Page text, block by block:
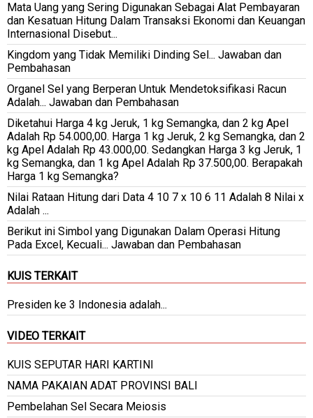
Mata Uang yang Sering Digunakan Sebagai Alat Pembayaran
dan Kesatuan Hitung Dalam Transaksi Ekonomi dan Keuangan
Internasional Disebut...
Kingdom yang Tidak Memiliki Dinding Sel... Jawaban dan
Pembahasan
Organel Sel yang Berperan Untuk Mendetoksifikasi Racun
Adalah... Jawaban dan Pembahasan
Diketahui Harga 4 kg Jeruk, 1 kg Semangka, dan 2 kg Apel
Adalah Rp 54.000,00. Harga 1 kg Jeruk, 2 kg Semangka, dan 2
kg Apel Adalah Rp 43.000,00. Sedangkan Harga 3 kg Jeruk, 1
kg Semangka, dan 1 kg Apel Adalah Rp 37.500,00. Berapakah
Harga 1 kg Semangka?
Nilai Rataan Hitung dari Data 4 10 7 x 10 6 11 Adalah 8 Nilai x
Adalah ...
Berikut ini Simbol yang Digunakan Dalam Operasi Hitung
Pada Excel, Kecuali... Jawaban dan Pembahasan
KUIS TERKAIT
Presiden ke 3 Indonesia adalah...
VIDEO TERKAIT
KUIS SEPUTAR HARI KARTINI
NAMA PAKAIAN ADAT PROVINSI BALI
Pembelahan Sel Secara Meiosis